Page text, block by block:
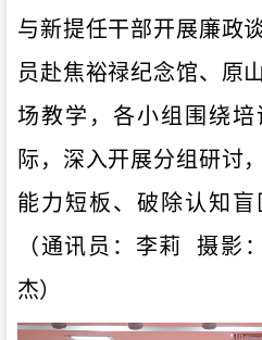
与新提任干部开展廉政
员赴焦裕禄纪念馆、原
场教学，各小组围绕
际，深入开展分组研讨
能力短板、破除认知盲
（通讯员：李莉 摄影
杰）